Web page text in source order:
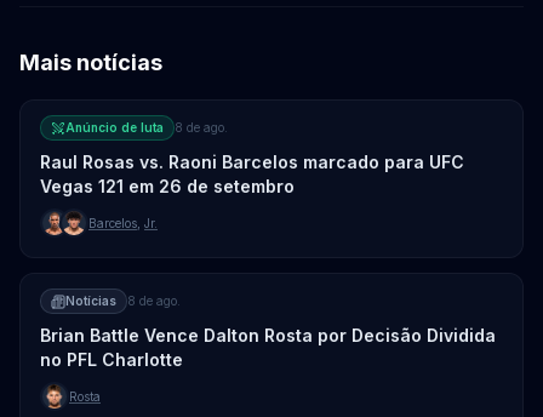
Mais notícias
Anúncio de luta 8 de ago.
Raul Rosas vs. Raoni Barcelos marcado para UFC
Vegas 121 em 26 de setembro
Barcelos Jr.
Notícias 8 de ago.
Brian Battle Vence Dalton Rosta por Decisão Dividida
no PFL Charlotte
Rosta